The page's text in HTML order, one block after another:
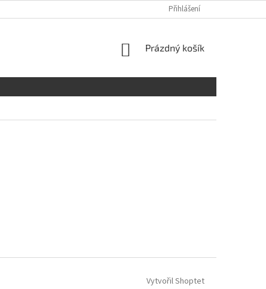
Přihlášení
NÁKUPNÍ
Prázdný košík
Vytvořil Shoptet